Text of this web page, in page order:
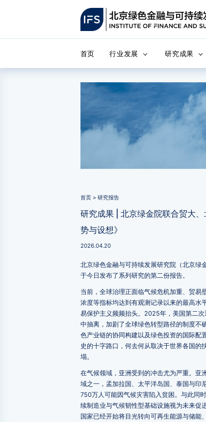
首页 行业发展 研究成果
首页 > 研究报告
研究成果 | 北京绿金院联合贸大
势与设想》
2026.04.20
北京绿色金融与可持续发展研究院（北京绿
于今日发布了系列研究的第二份报告。
当前，全球治理正面临气候危机加重、贸易
浓度等指标均达到有观测记录以来的最高水
易保护主义频频抬头。2025年，美国第二
中抽离，加剧了全球绿色转型路径的制度不
色产业链的协同构建以及绿色投资的国际配
史的十字路口，何去何从取决于世界各国的
塌。
在气候领域，亚洲受到的冲击尤为严重。亚
域之一，孟加拉国、太平洋岛国、泰国与印
750万人可能因气候灾害陷入贫困。与此同
续制造业与气候韧性型基础设施视为未来促
国家已经开始将目光转向可再生能源与储